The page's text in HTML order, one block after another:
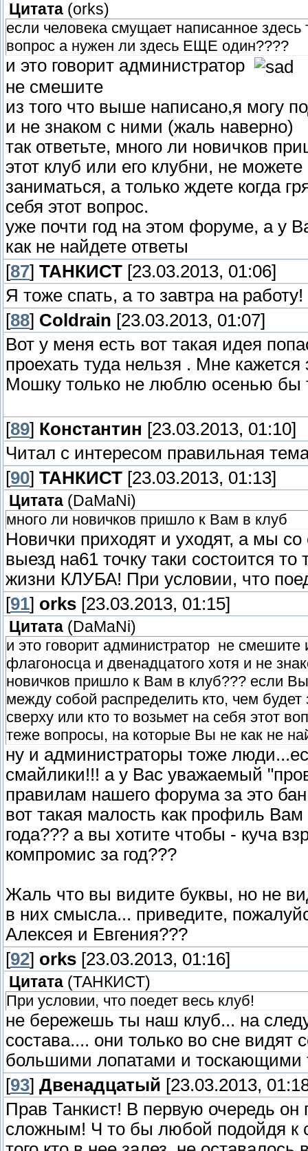
Цитата (orks)
если человека смущает написанное здесь
вопрос а нужен ли здесь ЕЩЕ один????
и это говорит администратор
не смешите
из того что выше написано,я могу
и не знаком с ними (жаль наверно)
так ответьте, много ли новичков
этот клуб или его клубни, не
заниматься, а только ждете когда
себя этот вопрос.
уже почти год на этом форуме, а у
как не найдете ответы
[87] ТАНКИСТ [23.03.2013, 01:06]
Я тоже спать, а то завтра на
[88] Coldrain [23.03.2013, 01:07]
Вот у меня есть вот такая идея
проехать туда нельзя . Мне кажется
Мошку только не люблю осенью бы
[89] Константин [23.03.2013, 01:10]
Читал с интересом правильная
[90] ТАНКИСТ [23.03.2013, 01:13]
Цитата ( DaMaNi)
много ли новичков пришло к Вам в клуб
Новички приходят и уходят, а мы
выезд на61 точку таки состоится
жизни КЛУБА! При условии, что
[91] orks [23.03.2013, 01:15]
Цитата ( DaMaNi)
и это говорит администратор не
флагоносца и двенадцатого хотя и не
новичков пришло к Вам в клуб??? если
между собой распределить кто, чем будет
сверху или кто то возьмет на себя этот
теже вопросы, на которые Вы не как не
ну и администраторы тоже
смайлики!!! а у Вас уважаемый
правилам нашего форума за это
вот такая малость как профиль
года??? а вы хотите чтобы - куча
компромис за год???
Жаль что вы видите буквы, но не
в них смысла... приведите,
Алексея и Евгения???
[92] orks [23.03.2013, 01:16]
Цитата (ТАНКИСТ)
При условии, что поедет весь клуб!
не бережешь ты наш клуб... на
состава.... они только во сне
большими лопатами и тоскающими
[93] Двенадцатый [23.03.2013,
Прав Танкист! В первую очередь
сложным! Ч то бы любой подойдя к